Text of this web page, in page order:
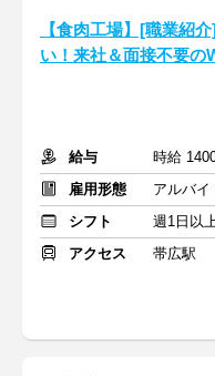
【食肉工場】[職業紹
い！来社＆面接不要の
給与
時給
雇用形態
アルバイ
シフト
週1日以
アクセス
帯広駅